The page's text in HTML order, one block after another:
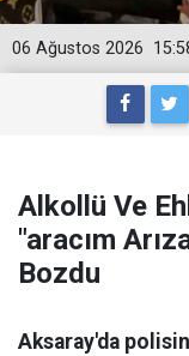
06 Ağustos 2026
Alkollü Ve
"aracım
Bozdu
Aksaray'da